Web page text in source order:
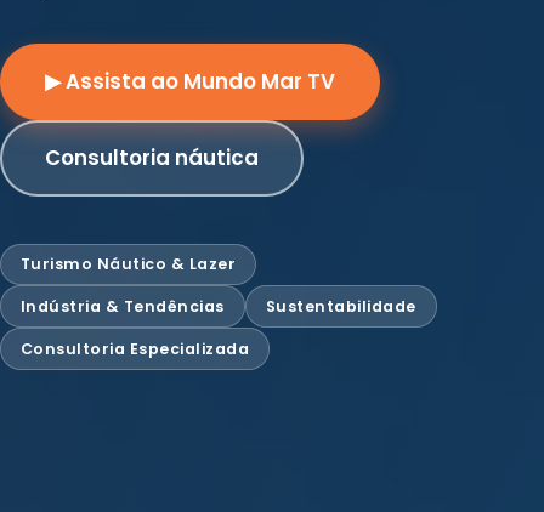
▶ Assista ao Mundo Mar TV
Consultoria náutica
Turismo Náutico & Lazer
Indústria & Tendências Sustentabilidade
Consultoria Especializada